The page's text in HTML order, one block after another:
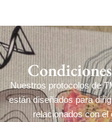
Nuestros protocolos de
están diseñados para
relacionados con el